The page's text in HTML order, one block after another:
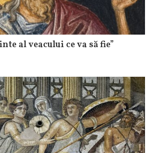
al veacului ce va să fie”